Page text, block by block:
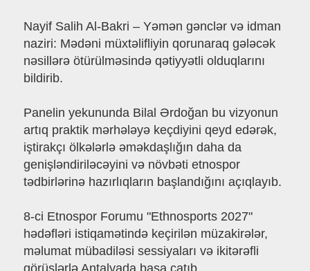
Nayif Salih Al-Bakri – Yəmən gənclər və idman
naziri: Mədəni müxtəlifliyin qorunaraq gələcək
nəsillərə ötürülməsində qətiyyətli olduqlarını
bildirib.
Panelin yekununda Bilal Ərdoğan bu vizyonun
artıq praktik mərhələyə keçdiyini qeyd edərək,
iştirakçı ölkələrlə əməkdaşlığın daha da
genişləndiriləcəyini və növbəti etnospor
tədbirlərinə hazırlıqların başlandığını açıqlayıb.
8-ci Etnospor Forumu "Ethnosports 2027"
hədəfləri istiqamətində keçirilən müzakirələr,
məlumat mübadiləsi sessiyaları və ikitərəfli